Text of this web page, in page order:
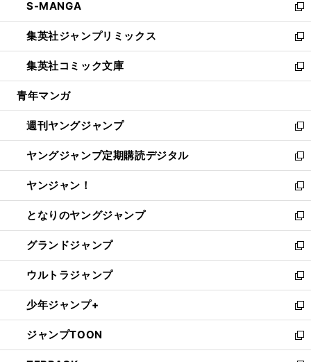
く
で
開
く
ド
ウ
で
開
く
ィ
ン
ド
ウ
で
開
い
ウ
ィ
ン
ド
ウ
開
く
S-MANGA
新
し
い
ウ
ィ
ン
ウ
で
開
く
集英社ジャンプリミックス
新
し
い
ウ
ン
ド
ウ
で
開
く
集英社コミック文庫
新
し
ウ
ィ
ン
ド
ウ
で
開
く
青年マンガ
週刊ヤングジャンプ
新
し
い
ウ
ィ
ン
ド
ウ
で
開
く
ヤングジャンプ定期購読デジタル
新
し
い
ウ
ィ
ン
ド
ウ
で
開
く
ヤンジャン！
新
し
い
ウ
ィ
ン
ド
ウ
で
開
く
となりのヤングジャンプ
新
し
い
ウ
ィ
ン
ド
ウ
で
開
グランドジャンプ
新
し
い
ウ
ィ
ン
ド
ウ
ウルトラジャンプ
新
し
い
ウ
ィ
ン
少年ジャンプ+
新
し
い
ウ
ジャンプTOON
新
し